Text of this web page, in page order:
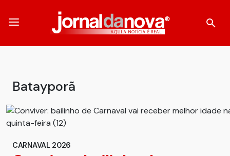
Batayporã
CARNAVAL 2026